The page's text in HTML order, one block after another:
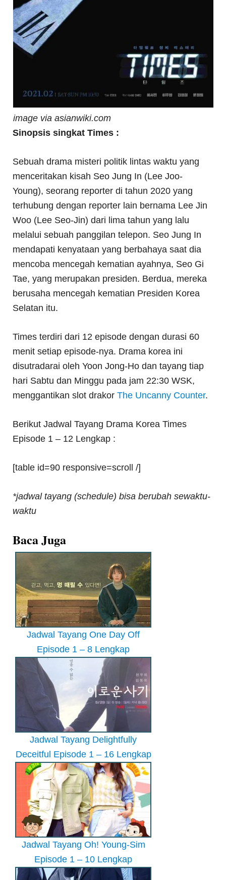
image via asianwiki.com
Sinopsis singkat Times :
Sebuah drama misteri politik lintas waktu yang
menceritakan kisah Seo Jung In (Lee Joo-
Young), seorang reporter di tahun 2020 yang
terhubung dengan reporter lain bernama Lee Jin
Woo (Lee Seo-Jin) dari lima tahun yang lalu
melalui sebuah panggilan telepon. Seo Jung In
mendapati kenyataan yang berbahaya saat dia
mencoba mencegah kematian ayahnya, Seo Gi
Tae, yang merupakan presiden. Berdua, mereka
berusaha mencegah kematian Presiden Korea
Selatan itu.
Times terdiri dari 12 episode dengan durasi 60
menit setiap episode-nya. Drama korea ini
disutradarai oleh Yoon Jong-Ho dan tayang tiap
hari Sabtu dan Minggu pada jam 22:30 WSK,
menggantikan slot drakorThe Uncanny Counter.
Berikut Jadwal Tayang Drama Korea Times
Episode 1 – 12 Lengkap :
[table id=90 responsive=scroll /]
*jadwal tayang (schedule) bisa berubah sewaktu-
waktu
Baca Juga
Jadwal Tayang One Day Off
Episode 1 – 8 Lengkap
Jadwal Tayang Delightfully
Deceitful Episode 1 – 16 Lengkap
Jadwal Tayang Oh! Young-Sim
Episode 1 – 10 Lengkap